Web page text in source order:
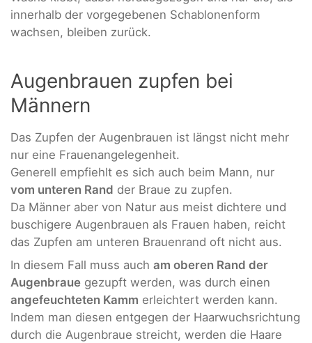
innerhalb der vorgegebenen Schablonenform
wachsen, bleiben zurück.
Augenbrauen zupfen bei
Männern
Das Zupfen der Augenbrauen ist längst nicht mehr
nur eine Frauenangelegenheit.
Generell empfiehlt es sich auch beim Mann, nur
vom unteren Rand der Braue zu zupfen.
Da Männer aber von Natur aus meist dichtere und
buschigere Augenbrauen als Frauen haben, reicht
das Zupfen am unteren Brauenrand oft nicht aus.
In diesem Fall muss auch am oberen Rand der
Augenbraue gezupft werden, was durch einen
angefeuchteten Kamm erleichtert werden kann.
Indem man diesen entgegen der Haarwuchsrichtung
durch die Augenbraue streicht, werden die Haare